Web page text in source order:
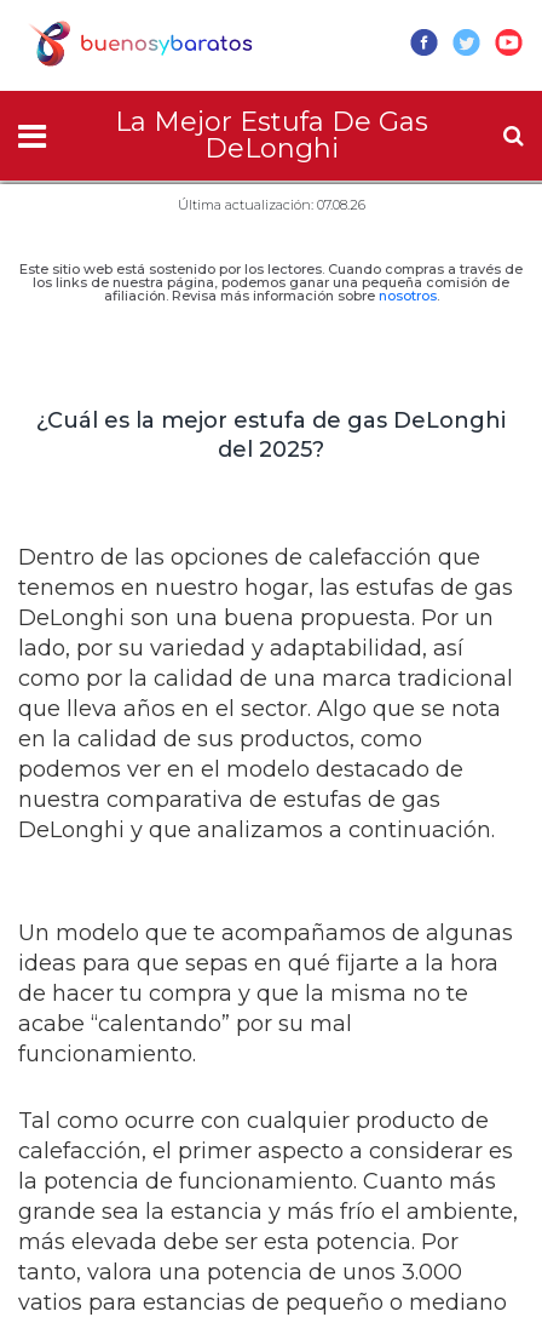
La Mejor Estufa De Gas
DeLonghi
Última actualización: 07.08.26
Este sitio web está sostenido por los lectores. Cuando compras a través de
los links de nuestra página, podemos ganar una pequeña comisión de
afiliación. Revisa más información sobre nosotros.
¿Cuál es la mejor estufa de gas DeLonghi
del 2025?
Dentro de las opciones de calefacción que
tenemos en nuestro hogar, las estufas de gas
DeLonghi son una buena propuesta. Por un
lado, por su variedad y adaptabilidad, así
como por la calidad de una marca tradicional
que lleva años en el sector. Algo que se nota
en la calidad de sus productos, como
podemos ver en el modelo destacado de
nuestra comparativa de estufas de gas
DeLonghi y que analizamos a continuación.
Un modelo que te acompañamos de algunas
ideas para que sepas en qué fijarte a la hora
de hacer tu compra y que la misma no te
acabe “calentando” por su mal
funcionamiento.
Tal como ocurre con cualquier producto de
calefacción, el primer aspecto a considerar es
la potencia de funcionamiento. Cuanto más
grande sea la estancia y más frío el ambiente,
más elevada debe ser esta potencia. Por
tanto, valora una potencia de unos 3.000
vatios para estancias de pequeño o mediano